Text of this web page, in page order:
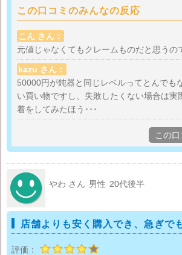
この口コミのみんなの反応
こん さん：
元値じゃなくてもクレームものだと思うの
kazu さん：
50000円が鈍器と同じレベルってとんでも
い買い物ですし、失敗したくない場合は実
着をしてみたほう･･･
この
やわ さん 男性 20代後半
店舗よりも安く購入でき、急ぎで
評価：